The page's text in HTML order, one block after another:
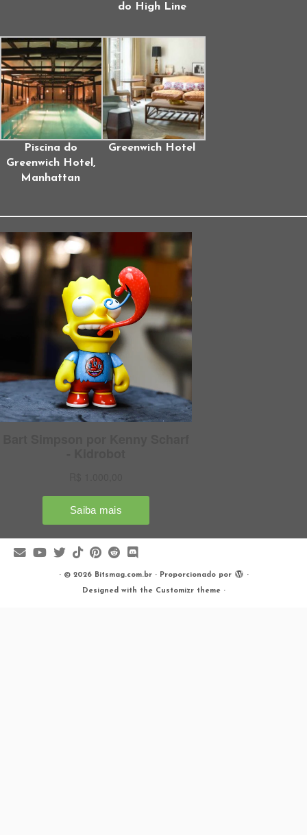
do High Line
Piscina do
Greenwich Hotel,
Manhattan
Greenwich Hotel
· © 2026 Bitsmag.com.br· Proporcionado por ·
Designed with the Customizr theme ·